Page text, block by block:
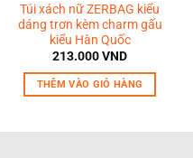
VND.
Túi xách nữ ZERBAG kiểu
dáng trơn kèm charm gấu
kiểu Hàn Quốc
213.000VND
THÊM VÀO GIỎ HÀNG